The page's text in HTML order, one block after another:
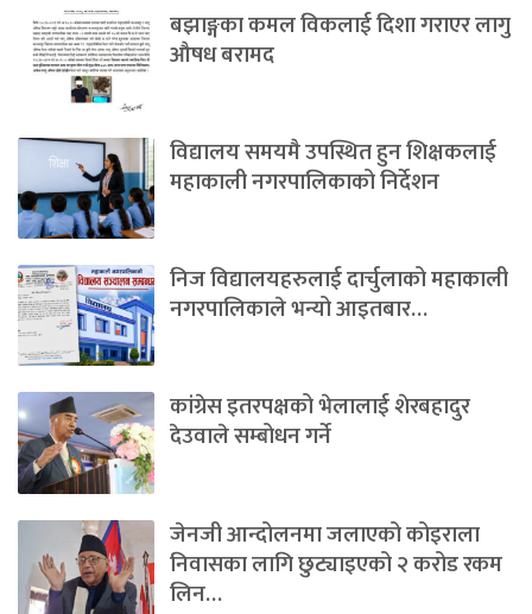
बझाङ्गका कमल विकलाई दिशा गराएर लागु
औषध बरामद
विद्यालय समयमै उपस्थित हुन शिक्षकलाई
महाकाली नगरपालिकाको निर्देशन
निज विद्यालयहरुलाई दार्चुलाको महाकाली
नगरपालिकाले भन्यो आइतबार…
कांग्रेस इतरपक्षको भेलालाई शेरबहादुर
देउवाले सम्बोधन गर्ने
जेनजी आन्दोलनमा जलाएको कोइराला
निवासका लागि छुट्याइएको २ करोड रकम
लिन…